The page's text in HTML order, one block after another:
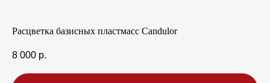
Расцветка базисных пластмасс Candulor
8 000 р.